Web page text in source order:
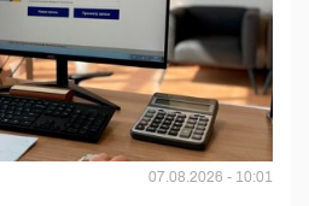
07.08.2026 - 10:01